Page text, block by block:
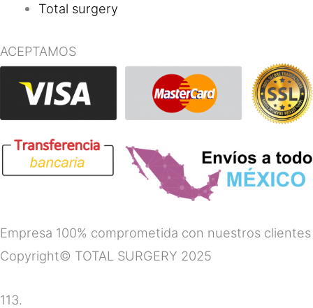
Total surgery
ACEPTAMOS
Empresa 100% comprometida con nuestros clientes
Copyright© TOTAL SURGERY 2025
113.